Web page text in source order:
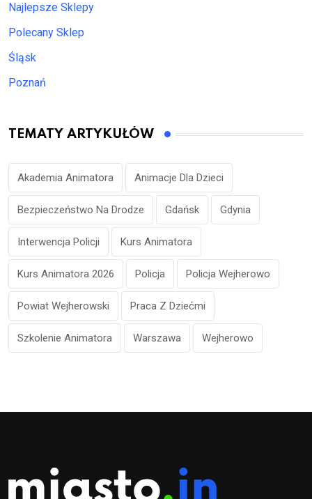
Najlepsze Sklepy
Polecany Sklep
Śląsk
Poznań
TEMATY ARTYKUŁÓW
Akademia Animatora Animacje Dla Dzieci
Bezpieczeństwo Na Drodze Gdańsk Gdynia
Interwencja Policji Kurs Animatora
Kurs Animatora 2026 Policja Policja Wejherowo
Powiat Wejherowski Praca Z Dziećmi
Szkolenie Animatora Warszawa Wejherowo